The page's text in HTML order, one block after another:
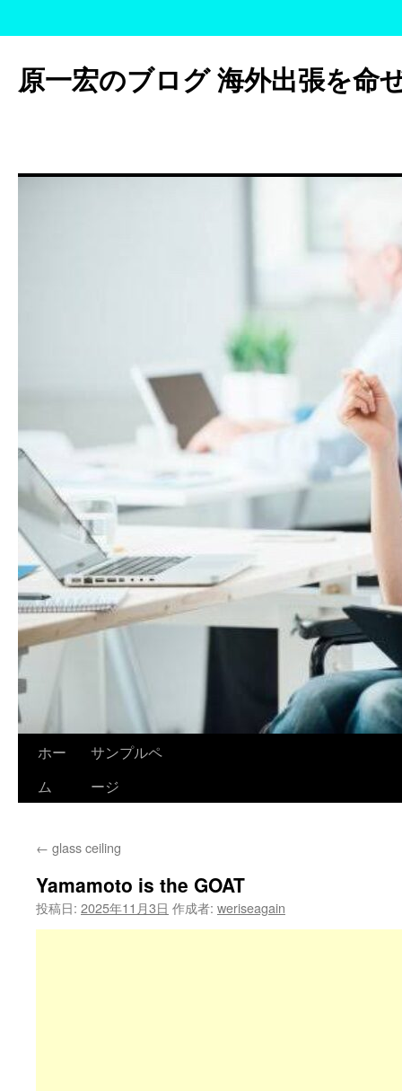
テ
ン
ッ
原一宏のブログ 海外出張を命
ホー
ム
サンプルペ
ージ
← glass ceiling
Yamamoto is the GOAT
投稿日: 2025年11月3日 作成者: weriseagain